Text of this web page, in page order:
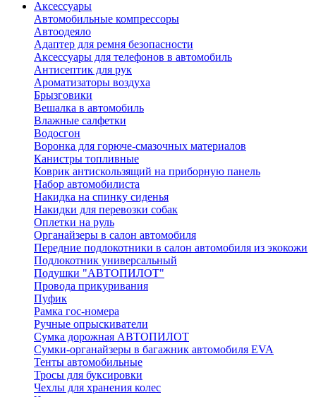
Аксессуары
Автомобильные компрессоры
Автоодеяло
Адаптер для ремня безопасности
Аксессуары для телефонов в автомобиль
Антисептик для рук
Ароматизаторы воздуха
Брызговики
Вешалка в автомобиль
Влажные салфетки
Водосгон
Воронка для горюче-смазочных материалов
Канистры топливные
Коврик антискользящий на приборную панель
Набор автомобилиста
Накидка на спинку сиденья
Накидки для перевозки собак
Оплетки на руль
Органайзеры в салон автомобиля
Передние подлокотники в салон автомобиля из экокожи
Подлокотник универсальный
Подушки "АВТОПИЛОТ"
Провода прикуривания
Пуфик
Рамка гос-номера
Ручные опрыскиватели
Сумка дорожная АВТОПИЛОТ
Сумки-органайзеры в багажник автомобиля EVA
Тенты автомобильные
Тросы для буксировки
Чехлы для хранения колес